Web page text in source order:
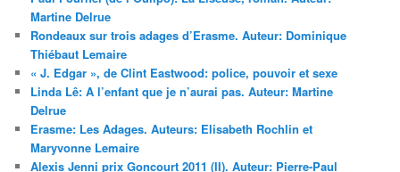
Martine Delrue
Rondeaux sur trois adages d’Erasme. Auteur: Dominique
Thiébaut Lemaire
« J. Edgar », de Clint Eastwood: police, pouvoir et sexe
Linda Lê: A l’enfant que je n’aurai pas. Auteur: Martine
Delrue
Erasme: Les Adages. Auteurs: Elisabeth Rochlin et
Maryvonne Lemaire
Alexis Jenni prix Goncourt 2011 (II). Auteur: Pierre-Paul